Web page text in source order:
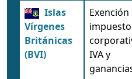
Islas
Vírgenes
Británicas
(BVI)
Exención
impuesto
IVA y